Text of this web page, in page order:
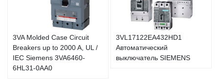
3VA Molded Case Circuit
Breakers up to 2000 A, UL /
IEC Siemens 3VA6460-
6HL31-0AA0
3VL17122EA432HD1
Автоматический
выключатель SIEMENS